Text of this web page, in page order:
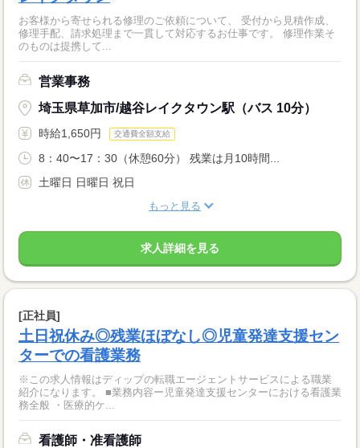
お客様から寄せられる修理のご依頼について、 受付から見積作成、
修理手配、請求処理まで一貫して対応するお仕事です。 修理作業そ
のものは提携して...
営業事務
埼玉県草加市/越谷レイクタウン駅（バス 10分）
時給1,650円 交通費全額支給
8：40〜17：30（休憩60分） 残業は月10時間...
土曜日 日曜日 祝日
もっと見る
求人詳細を見る
[正社員]
土日祝休み◎残業ほぼなし◎児童発達支援セン
ターでの看護業務
※この求人情報はディップの転職エージェントサービスによる職業
紹介になります。 ■業務内容ー児童発達支援センターにおける看護業
務全般 ・医療的ケ...
看護師・准看護師